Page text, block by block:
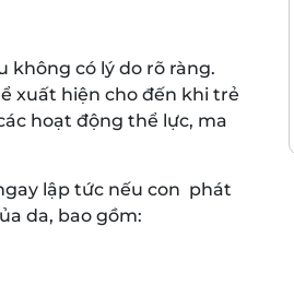
không có lý do rõ ràng.
xuất hiện cho đến khi trẻ
hoạt động thể lực, ma
lập tức nếu con phát
da, bao gồm: